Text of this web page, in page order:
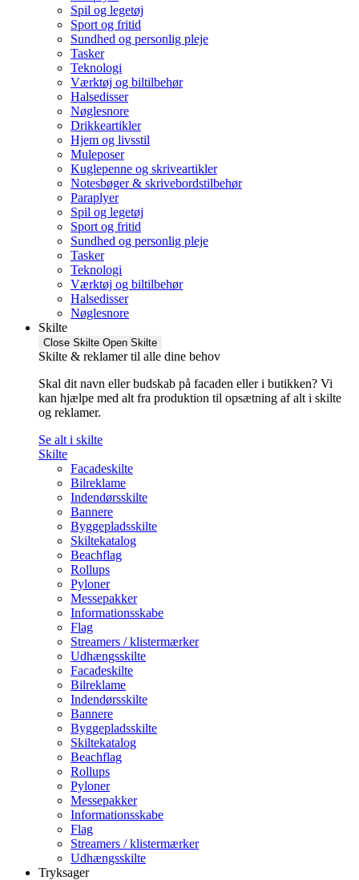
Spil og legetøj
Sport og fritid
Sundhed og personlig pleje
Tasker
Teknologi
Værktøj og biltilbehør
Halsedisser
Nøglesnore
Drikkeartikler
Hjem og livsstil
Muleposer
Kuglepenne og skriveartikler
Notesbøger & skrivebordstilbehør
Paraplyer
Spil og legetøj
Sport og fritid
Sundhed og personlig pleje
Tasker
Teknologi
Værktøj og biltilbehør
Halsedisser
Nøglesnore
Skilte
Close Skilte Open Skilte
Skilte & reklamer til alle dine behov
Skal dit navn eller budskab på facaden eller i butikken? Vi
kan hjælpe med alt fra produktion til opsætning af alt i skilte
og reklamer.
Se alt i skilte
Skilte
Facadeskilte
Bilreklame
Indendørsskilte
Bannere
Byggepladsskilte
Skiltekatalog
Beachflag
Rollups
Pyloner
Messepakker
Informationsskabe
Flag
Streamers / klistermærker
Udhængsskilte
Facadeskilte
Bilreklame
Indendørsskilte
Bannere
Byggepladsskilte
Skiltekatalog
Beachflag
Rollups
Pyloner
Messepakker
Informationsskabe
Flag
Streamers / klistermærker
Udhængsskilte
Tryksager